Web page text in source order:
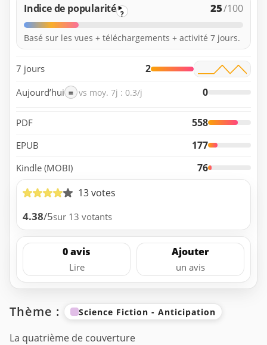
Indice de popularité ? 25/100
Basé sur les vues + téléchargements + activité 7 jours.
7 jours 2
Aujourd’hui = vs moy. 7j : 0.3/j 0
PDF 558
EPUB 177
Kindle (MOBI)
76
13 votes
4.38/5sur 13 votants
0 avis
Lire
Ajouter
un avis
Thème : Science Fiction - Anticipation
La quatrième de couverture